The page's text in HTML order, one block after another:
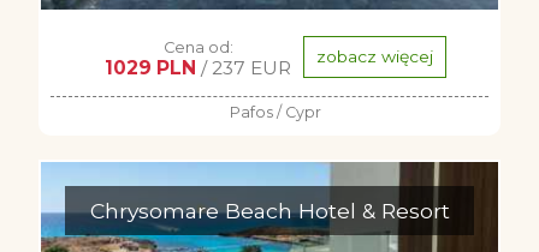
Cena od:
1029 PLN / 237 EUR zobacz więcej
Pafos / Cypr
Chrysomare Beach Hotel & Resort